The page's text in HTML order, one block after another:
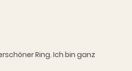
Ring. Ich bin ganz